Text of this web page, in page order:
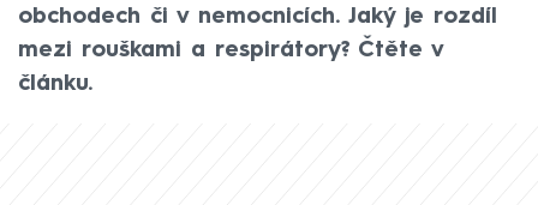
obchodech či v nemocnicích. Jaký je rozdíl
mezi rouškami a respirátory? Čtěte v
článku.